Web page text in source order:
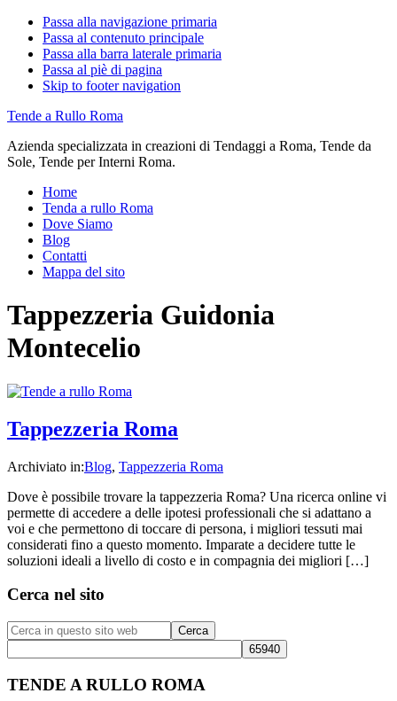
Passa alla navigazione primaria
Passa al contenuto principale
Passa alla barra laterale primaria
Passa al piè di pagina
Skip to footer navigation
Tende a Rullo Roma
Azienda specializzata in creazioni di Tendaggi a Roma, Tende da
Sole, Tende per Interni Roma.
Home
Tenda a rullo Roma
Dove Siamo
Blog
Contatti
Mappa del sito
Tappezzeria Guidonia
Montecelio
Tappezzeria Roma
Archiviato in:Blog, Tappezzeria Roma
Dove è possibile trovare la tappezzeria Roma? Una ricerca online vi
permette di accedere a delle ipotesi professionali che si adattano a
voi e che permettono di toccare di persona, i migliori tessuti mai
considerati fino a questo momento. Imparate a decidere tutte le
soluzioni ideali a livello di costo e in compagnia dei migliori […]
Barra
laterale
primaria
Cerca nel sito
Cerca
in
questo
sito
web
TENDE A RULLO ROMA